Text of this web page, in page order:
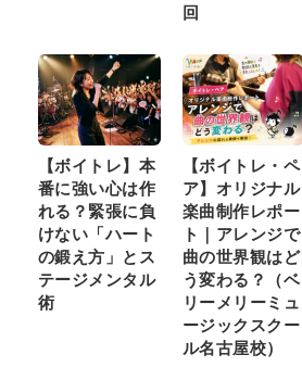
回
【ボイトレ】本
番に強い心は作
れる？緊張に負
けない「ハート
の鍛え方」とス
テージメンタル
術
【ボイトレ・ペ
ア】オリジナル
楽曲制作レポー
ト｜アレンジで
曲の世界観はど
う変わる？（ベ
リーメリーミュ
ージックスクー
ル名古屋校）